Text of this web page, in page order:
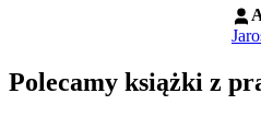
Polecamy książki z